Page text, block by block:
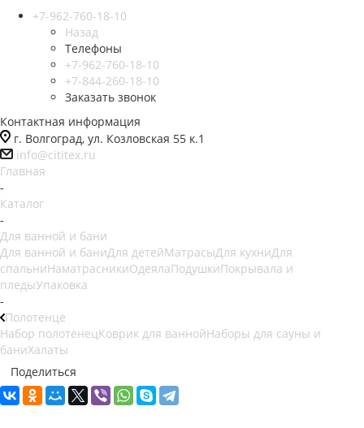
+7-962-760-18-10
Назад
Телефоны
+7-962-760-18-10
+7-844-260-18-10
Заказать звонок
Контактная информация
г. Волгоград, ул. Козловская 55 к.1
info@cititex.ru
Главная
-
Каталог
-
Для ванной и бани
Для ванной и баниДля детейМатрасыДля кухниДля
спальниНаматрасникиОдеялаПодушкиПокрывала и
пледыУпаковка
-
Полотенце
Набор полотенецКоврик для ваннойНаборы для сауны и
баниХалаты
Поделиться